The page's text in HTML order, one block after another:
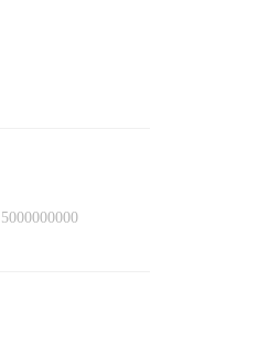
5000000000